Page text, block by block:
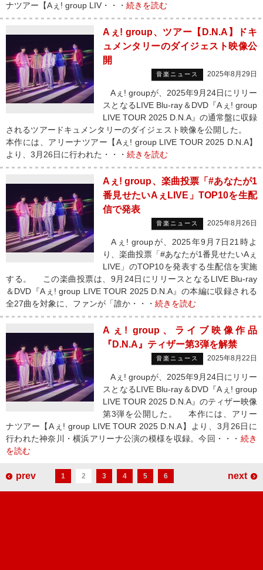
ナツアー【Aぇ! group LIV・・・ 続きを読む
Aぇ! group、ツアー【D.N.A】ドキ
ュメンタリーのダイジェスト映像公
開
音楽ニュース 2025年8月29日
Aぇ! groupが、2025年9月24日にリリー
スとなるLIVE Blu-ray＆DVD『Aぇ! group
LIVE TOUR 2025 D.N.A』の通常盤に収録
されるツアードキュメンタリーのダイジェスト映像を公開した。
本作には、アリーナツアー【Aぇ! group LIVE TOUR 2025 D.N.A】
より、3月26日に行われた・・・ 続きを読む
Aぇ! group、楽曲投票「#あなたが1
番見せたいAぇLIVE」TOP10を生配
信で発表
音楽ニュース 2025年8月26日
Aぇ! groupが、2025年9月7日21時よ
り、楽曲投票「#あなたが1番見せたいAぇ
LIVE」のTOP10を発表する生配信を実施
する。 この楽曲投票は、9月24日にリリースとなるLIVE Blu-ray
＆DVD『Aぇ! group LIVE TOUR 2025 D.N.A』の本編に収録される
全27曲を対象に、ファンが「誰か・・・ 続きを読む
Aぇ! group、ライブ映像作品
『D.N.A』ティザー第3弾を解禁
音楽ニュース 2025年8月22日
Aぇ! groupが、2025年9月24日にリリー
スとなるLIVE Blu-ray＆DVD『Aぇ! group
LIVE TOUR 2025 D.N.A』のティザー映像
第3弾を公開した。 本作には、アリー
ナツアー【Aぇ! group LIVE TOUR 2025 D.N.A】より、3月26日に
行われた神奈川・横浜アリーナ公演の模様を収録。今回・・・ 続き
を読む
prev 1 2 3 4 5 6 next